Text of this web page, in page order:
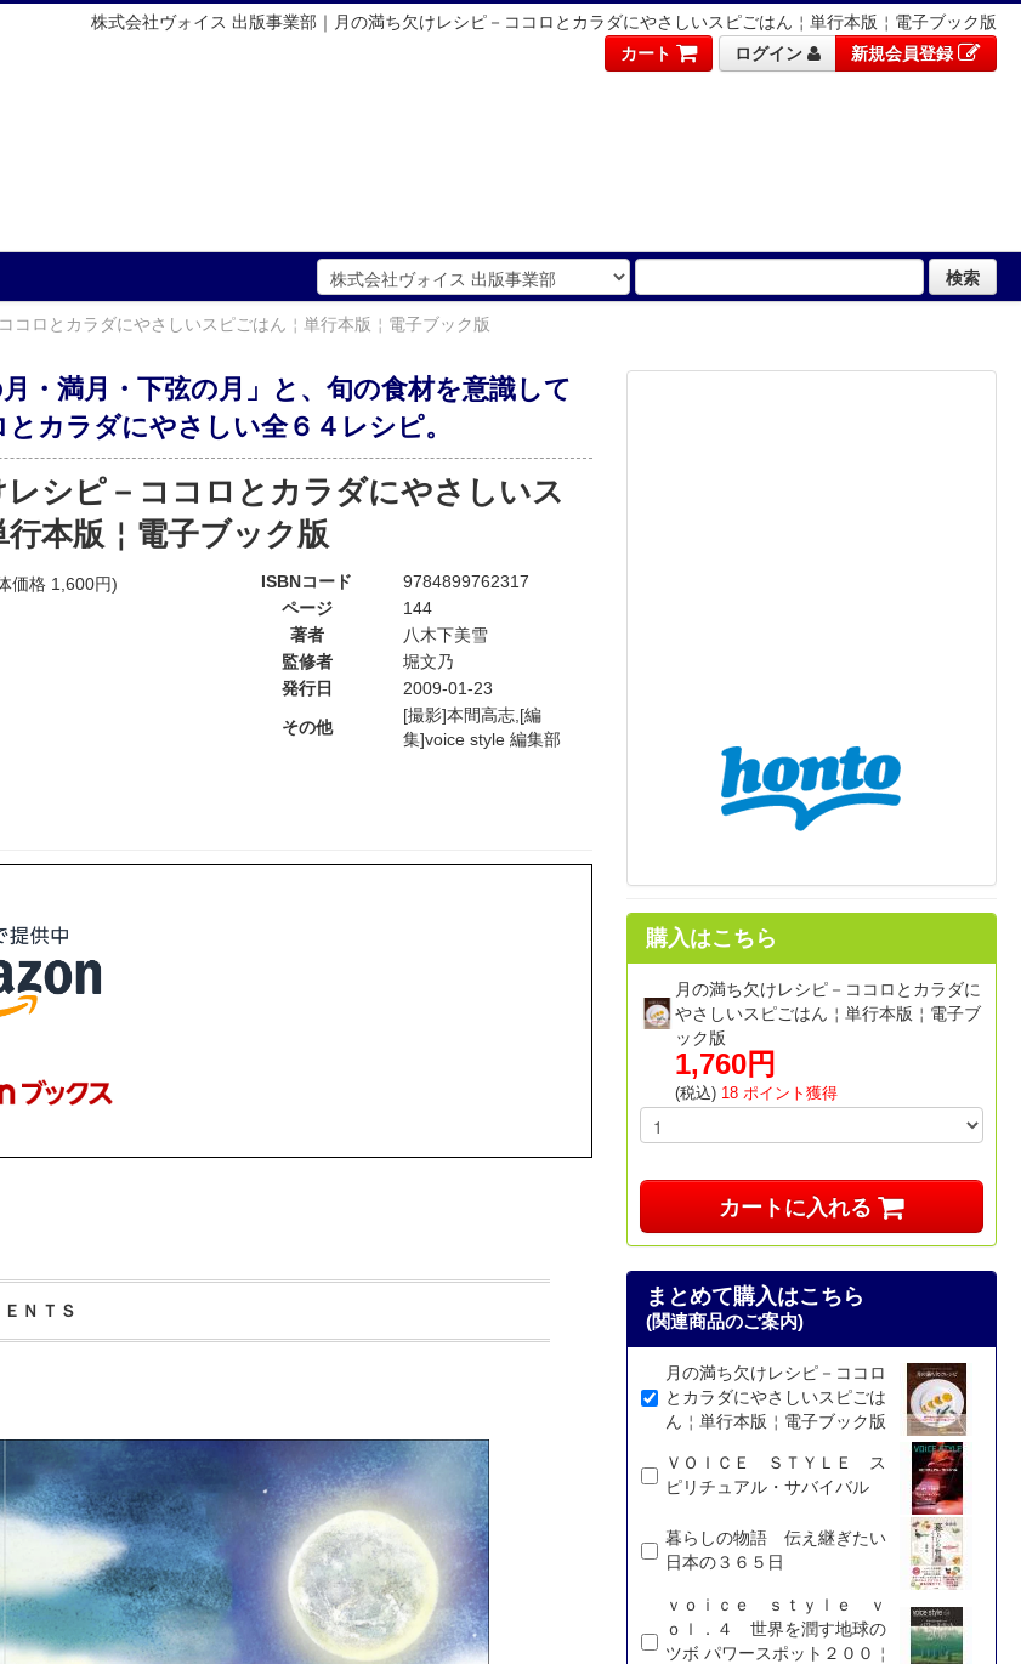
株式会社ヴォイス 出版事業部｜月の満ち欠けレシピ－ココロとカラダにやさしいスピごはん￤単行本版￤電子ブック版
カート
ログイン 新規会員登録
検索
コロとカラダにやさしいスピごはん￤単行本版￤電子ブック版
月・満月・下弦の月」と、旬の食材を意識して
カラダにやさしい全６４レシピ。
レシピ－ココロとカラダにやさしいス
本版￤電子ブック版
価格 1,600円)
ISBNコード
9784899762317
ページ
144
著者
八木下美雪
監修者
堀文乃
発行日
2009-01-23
その他
[撮影]本間高志,[編
集]voice style 編集部
ＮＴＳ
購入はこちら
月の満ち欠けレシピ－ココロとカラダに
やさしいスピごはん￤単行本版￤電子ブ
ック版
1,760円
(税込) 18 ポイント獲得
カートに入れる
まとめて購入はこちら
(関連商品のご案内)
月の満ち欠けレシピ－ココロ
とカラダにやさしいスピごは
ん￤単行本版￤電子ブック版
ＶＯＩＣＥ ＳＴＹＬＥ ス
ピリチュアル・サバイバル
暮らしの物語 伝え継ぎたい
日本の３６５日
ｖｏｉｃｅ ｓｔｙｌｅ ｖ
ｏｌ．４ 世界を潤す地球の
ツボ パワースポット２００￤